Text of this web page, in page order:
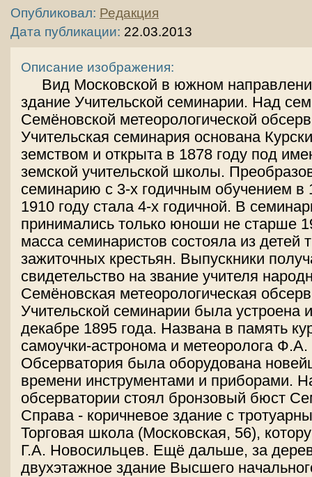
Опубликовал: Редакция
Дата публикации: 22.03.2013
Описание изображения:
Вид Московской в южном
здание Учительской семинарии. Над
Семёновской метеорологической
Учительская семинария основана
земством и открыта в 1878 году под
земской учительской школы.
семинарию с 3-х годичным обучением в
1910 году стала 4-х годичной. В
принимались только юноши не старше
масса семинаристов состояла из детей
зажиточных крестьян. Выпускники
свидетельство на звание учителя
Семёновская метеорологическая
Учительской семинарии была устроена
декабре 1895 года. Названа в память
самоучки-астронома и метеоролога
Обсерватория была оборудована
времени инструментами и приборами.
обсерватории стоял бронзовый бюст
Справа - коричневое здание с
Торговая школа (Московская, 56),
Г.А. Новосильцев. Ещё дальше, за
двухэтажное здание Высшего